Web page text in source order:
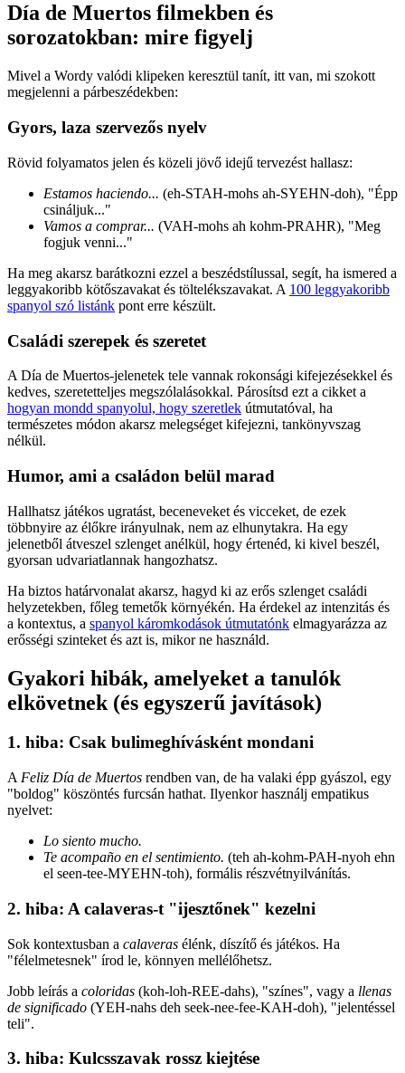
Día de Muertos filmekben és
sorozatokban: mire figyelj
Mivel a Wordy valódi klipeken keresztül tanít, itt van, mi szokott
megjelenni a párbeszédekben:
Gyors, laza szervezős nyelv
Rövid folyamatos jelen és közeli jövő idejű tervezést hallasz:
Estamos haciendo... (eh-STAH-mohs ah-SYEHN-doh), "Épp
csináljuk..."
Vamos a comprar... (VAH-mohs ah kohm-PRAHR), "Meg
fogjuk venni..."
Ha meg akarsz barátkozni ezzel a beszédstílussal, segít, ha ismered a
leggyakoribb kötőszavakat és töltelékszavakat. A 100 leggyakoribb
spanyol szó listánk pont erre készült.
Családi szerepek és szeretet
A Día de Muertos-jelenetek tele vannak rokonsági kifejezésekkel és
kedves, szeretetteljes megszólalásokkal. Párosítsd ezt a cikket a
hogyan mondd spanyolul, hogy szeretlek útmutatóval, ha
természetes módon akarsz melegséget kifejezni, tankönyvszag
nélkül.
Humor, ami a családon belül marad
Hallhatsz játékos ugratást, beceneveket és vicceket, de ezek
többnyire az élőkre irányulnak, nem az elhunytakra. Ha egy
jelenetből átveszel szlenget anélkül, hogy értenéd, ki kivel beszél,
gyorsan udvariatlannak hangozhatsz.
Ha biztos határvonalat akarsz, hagyd ki az erős szlenget családi
helyzetekben, főleg temetők környékén. Ha érdekel az intenzitás és
a kontextus, a spanyol káromkodások útmutatónk elmagyarázza az
erősségi szinteket és azt is, mikor ne használd.
Gyakori hibák, amelyeket a tanulók
elkövetnek (és egyszerű javítások)
1. hiba: Csak bulimeghívásként mondani
A Feliz Día de Muertos rendben van, de ha valaki épp gyászol, egy
"boldog" köszöntés furcsán hathat. Ilyenkor használj empatikus
nyelvet:
Lo siento mucho.
Te acompaño en el sentimiento. (teh ah-kohm-PAH-nyoh ehn
el seen-tee-MYEHN-toh), formális részvétnyilvánítás.
2. hiba: A calaveras-t "ijesztőnek" kezelni
Sok kontextusban a calaveras élénk, díszítő és játékos. Ha
"félelmetesnek" írod le, könnyen mellélőhetsz.
Jobb leírás a coloridas (koh-loh-REE-dahs), "színes", vagy a llenas
de significado (YEH-nahs deh seek-nee-fee-KAH-doh), "jelentéssel
teli".
3. hiba: Kulcsszavak rossz kiejtése